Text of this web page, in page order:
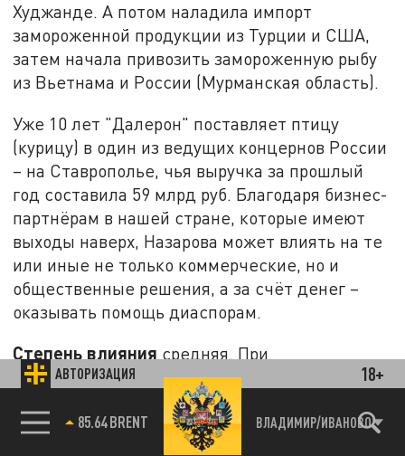
АВТОРИЗАЦИЯ 18+
85.64 BRENT ВЛАДИМИР/ИВАНОВО
Худжанде. А потом наладила импорт
замороженной продукции из Турции и США,
затем начала привозить замороженную рыбу
из Вьетнама и России (Мурманская область).
Уже 10 лет "Далерон" поставляет птицу
(курицу) в один из ведущих концернов России
– на Ставрополье, чья выручка за прошлый
год составила 59 млрд руб. Благодаря бизнес-
партнёрам в нашей стране, которые имеют
выходы наверх, Назарова может влиять на те
или иные не только коммерческие, но и
общественные решения, а за счёт денег –
оказывать помощь диаспорам.
Степень влияния средняя. При
необходимости нужные винтики по её
желанию (или просьбе руководства
Таджикистана либо диаспор) могут
закрутиться очень быстро. И с нужным